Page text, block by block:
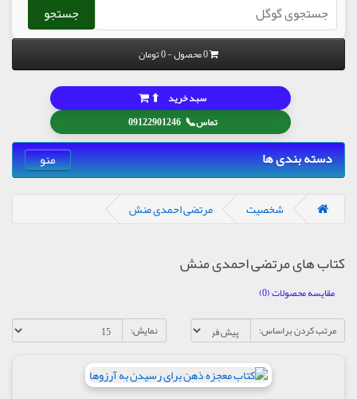
جستجو
0 محصول - 0 تومان
تماس📞
09122901246
سبد خرید ⬆
دسته بندی ها منو
شخصیت مرتضی احمدی منش
کتاب های مرتضی احمدی منش
مقایسه محصولات (0)
مرتب کردن براساس:
نمایش: